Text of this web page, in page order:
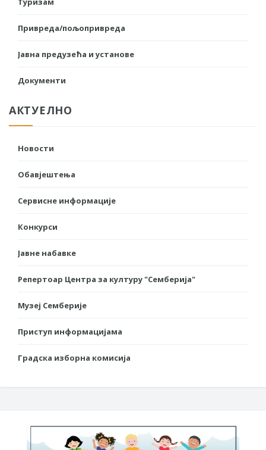
Привреда/пољопривреда
Јавна предузећа и установе
Документи
АКТУЕЛНО
Новости
Обавјештења
Сервисне информације
Конкурси
Јавне набавке
Репертоар Центра за културу "Семберија"
Музеј Семберије
Приступ информацијама
Градска изборна комисија